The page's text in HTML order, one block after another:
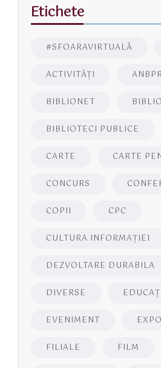
Etichete
#SFOARAVIRTUALĂ
ACTIVITĂŢI
BIBLIONET
BIBLIOTECI PUBLICE
CARTE CARTE
CONCURS
COPII CPC
CULTURA INFORMAŢIEI
DEZVOLTARE DURABILA
DIVERSE
EVENIMENT
FILIALE FILM